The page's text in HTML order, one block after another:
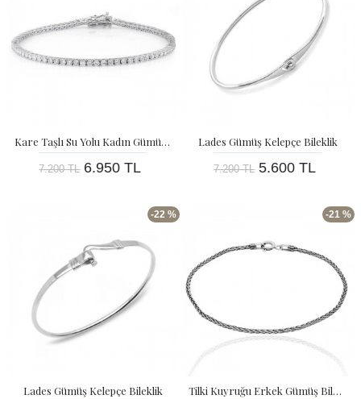
Kare Taşlı Su Yolu Kadın Gümüş Bileklik - 0,85 Karat
7.200 TL 6.950 TL
Lades Gümüş Kelepçe Bileklik
7.200 TL 5.600 TL
-22 %
Lades Gümüş Kelepçe Bileklik
-21 %
Tilki Kuyruğu Erkek Gümüş Bileklik